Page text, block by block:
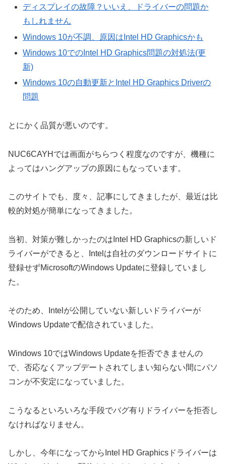
ディスプレイの故障？いいえ、ドライバーの問題か
もしれません
Windows 10が不調、原因はIntel HD Graphicsかも
Windows 10でのIntel HD Graphics問題の対処法(更
新)
Windows 10の自動更新とIntel HD Graphics Driverの
問題
とにかく品質が悪いのです。
NUC6CAYHでは画面がちらつく程度なのですが、機種に
よってはハングアップの原因にもなっています。
このサイトでも、度々、記事にしてきましたが、最近は比
較的対処が簡単になってきました。
当初、対策が難しかったのはIntel HD Graphicsの新しいド
ライバーができると、Intelは自社のダウンロードサイトに
登録せずMicrosoftのWindows Updateに登録していまし
た。
そのため、Intelが公開していない新しいドライバーが
Windows Updateで配信されていました。
Windows 10ではWindows Updateを拒否できませんの
で、否応なくアップデートされてしまい知らない間にパソ
コンが不安定になっていました。
こうなるといろいろな手段でバグ有りドライバーを拒否し
なければなりません。
しかし、今年になってからIntel HD Graphicsドライバーは